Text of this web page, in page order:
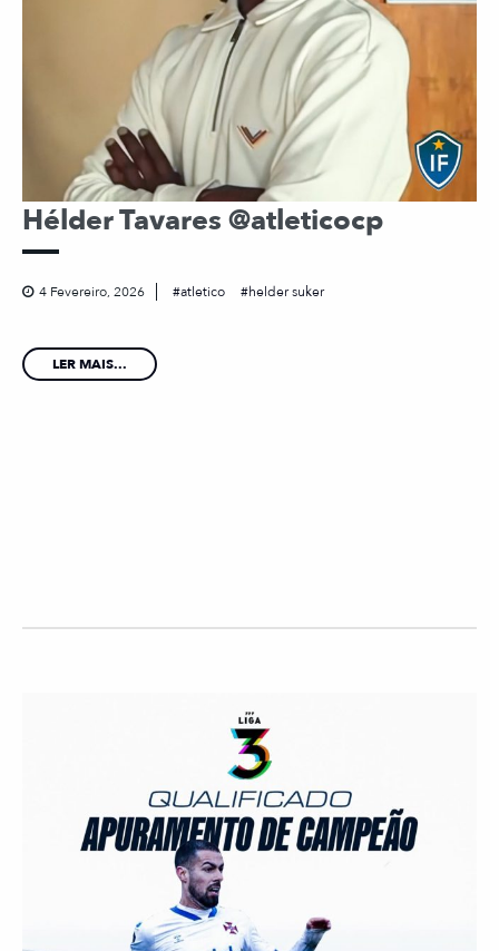
Hélder Tavares @atleticocp
4 Fevereiro, 2026 atletico helder suker
LER MAIS...